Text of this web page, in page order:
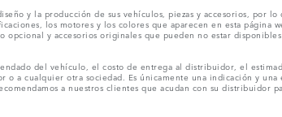
y la producción de sus vehículos, piezas y accesorios, por
los motores y los colores que aparecen en esta página
y accesorios originales que pueden no estar
del vehículo, el costo de entrega al distribuidor, el
cualquier otra sociedad. Es únicamente una indicación y
a nuestros clientes que acudan con su distribuidor